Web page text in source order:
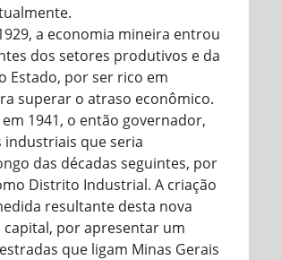
a economia mineira entrou
dos setores produtivos e da
Estado, por ser rico em
superar o atraso econômico.
1941, o então governador,
que seria
das décadas seguintes, por
Distrito Industrial. A criação
resultante desta nova
capital, por apresentar um
que ligam Minas Gerais